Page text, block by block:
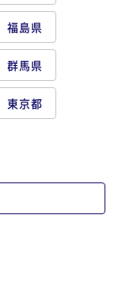
福島県
群馬県
東京都